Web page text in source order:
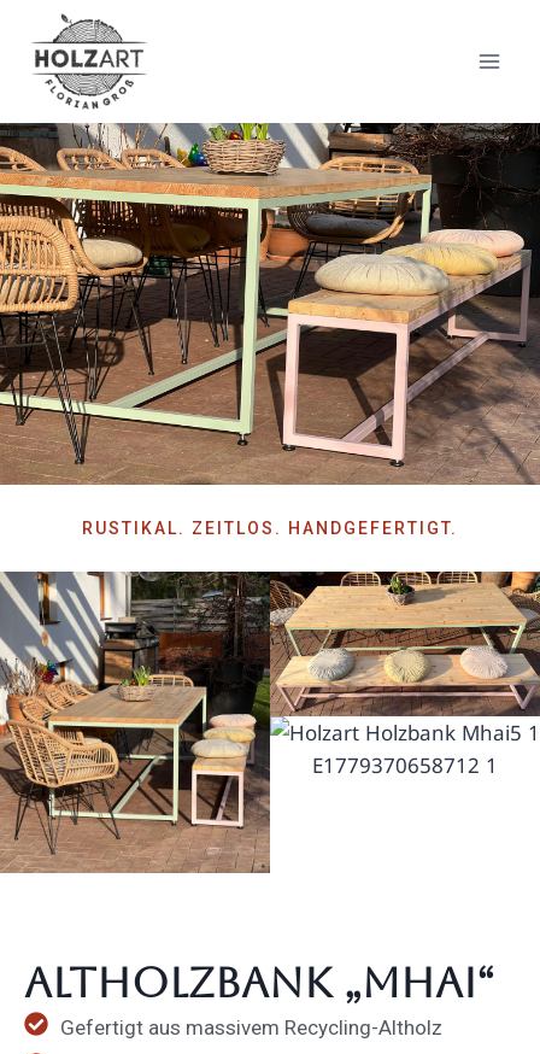
RUSTIKAL. ZEITLOS. HANDGEFERTIGT.
Altholzbank „Mhai“
Gefertigt aus massivem Recycling-Altholz